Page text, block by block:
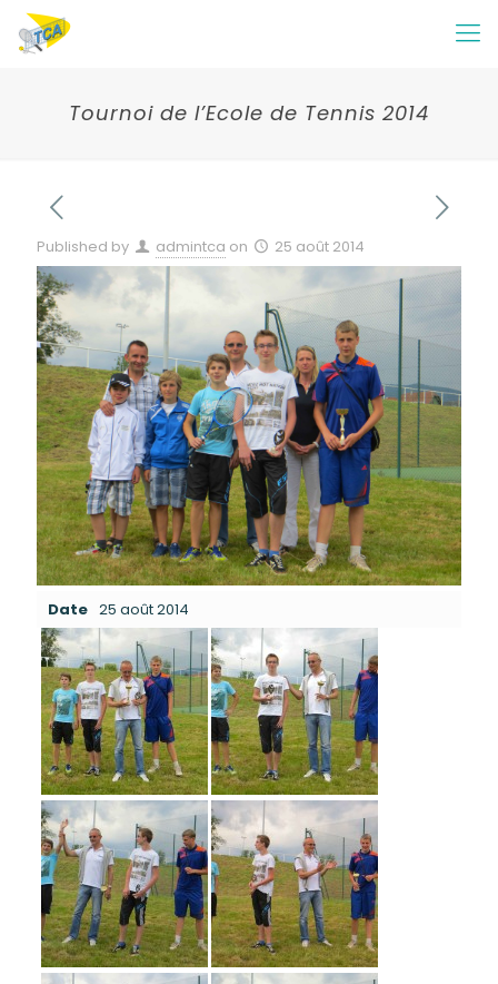
Tournoi de l’Ecole de Tennis 2014
Published by admintca on 25 août 2014
Date 25 août 2014